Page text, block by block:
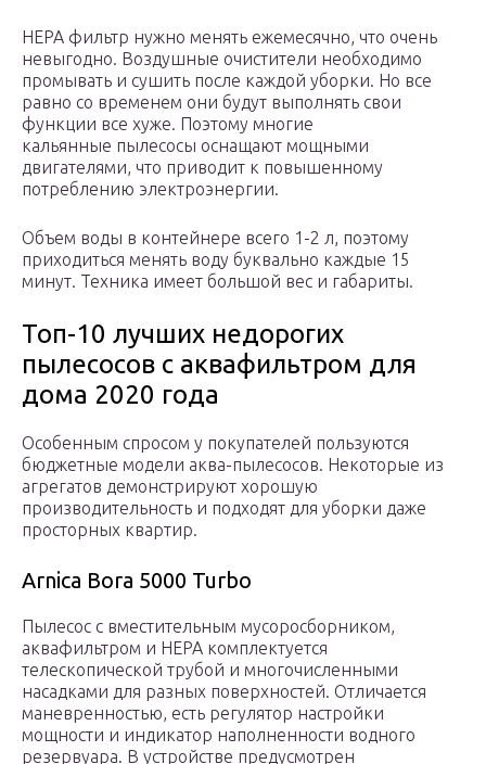
НЕРА фильтр нужно менять ежемесячно, что очень
невыгодно. Воздушные очистители необходимо
промывать и сушить после каждой уборки. Но все
равно со временем они будут выполнять свои
функции все хуже. Поэтому многие
кальянные пылесосы оснащают мощными
двигателями, что приводит к повышенному
потреблению электроэнергии.
Объем воды в контейнере всего 1-2 л, поэтому
приходиться менять воду буквально каждые 15
минут. Техника имеет большой вес и габариты.
Топ-10 лучших недорогих
пылесосов с аквафильтром для
дома 2020 года
Особенным спросом у покупателей пользуются
бюджетные модели аква-пылесосов. Некоторые из
агрегатов демонстрируют хорошую
производительность и подходят для уборки даже
просторных квартир.
Arnica Bora 5000 Turbo
Пылесос с вместительным мусоросборником,
аквафильтром и НЕРА комплектуется
телескопической трубой и многочисленными
насадками для разных поверхностей. Отличается
маневренностью, есть регулятор настройки
мощности и индикатор наполненности водного
резервуара. В устройстве предусмотрен